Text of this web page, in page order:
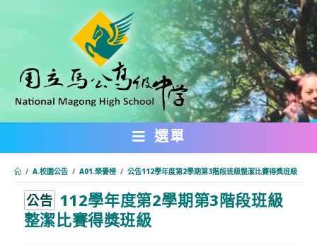
內
選單
/ A.校園公告 / A01.榮譽榜 / 公告112學年度第2學期第3階段班級整潔比賽得獎班級
公告 112學年度第2學期第3階段班級
整潔比賽得獎班級